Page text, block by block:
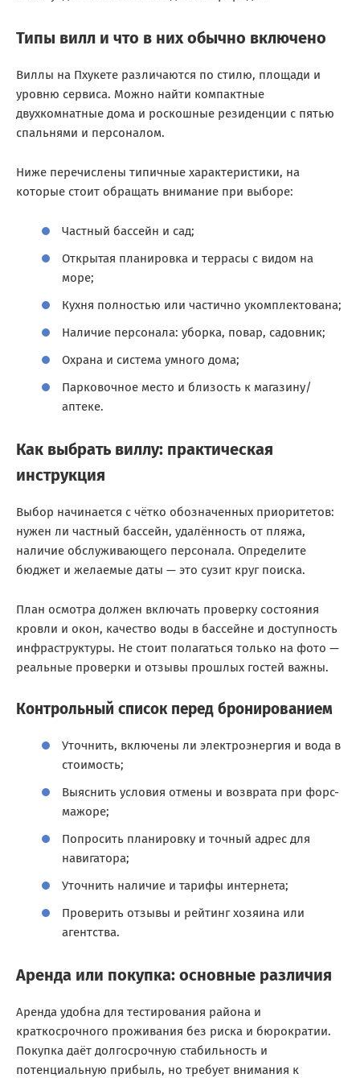
Типы вилл и что в них обычно включено
Виллы на Пхукете различаются по стилю, площади и
уровню сервиса. Можно найти компактные
двухкомнатные дома и роскошные резиденции с пятью
спальнями и персоналом.
Ниже перечислены типичные характеристики, на
которые стоит обращать внимание при выборе:
Частный бассейн и сад;
Открытая планировка и террасы с видом на
море;
Кухня полностью или частично укомплектована;
Наличие персонала: уборка, повар, садовник;
Охрана и система умного дома;
Парковочное место и близость к магазину/
аптеке.
Как выбрать виллу: практическая
инструкция
Выбор начинается с чётко обозначенных приоритетов:
нужен ли частный бассейн, удалённость от пляжа,
наличие обслуживающего персонала. Определите
бюджет и желаемые даты — это сузит круг поиска.
План осмотра должен включать проверку состояния
кровли и окон, качество воды в бассейне и доступность
инфраструктуры. Не стоит полагаться только на фото —
реальные проверки и отзывы прошлых гостей важны.
Контрольный список перед бронированием
Уточнить, включены ли электроэнергия и вода в
стоимость;
Выяснить условия отмены и возврата при форс-
мажоре;
Попросить планировку и точный адрес для
навигатора;
Уточнить наличие и тарифы интернета;
Проверить отзывы и рейтинг хозяина или
агентства.
Аренда или покупка: основные различия
Аренда удобна для тестирования района и
краткосрочного проживания без риска и бюрократии.
Покупка даёт долгосрочную стабильность и
потенциальную прибыль, но требует внимания к